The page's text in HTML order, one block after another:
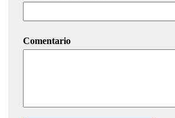
Comentario